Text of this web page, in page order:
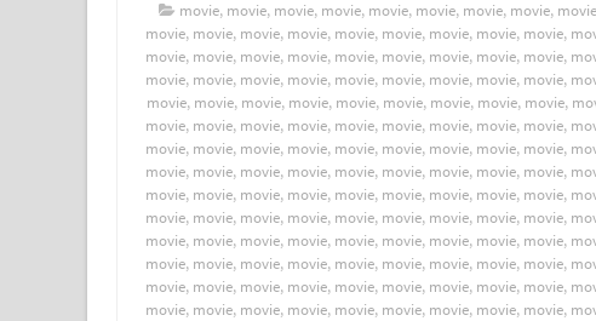
movie, movie, movie, movie, movie, movie, movie, movie, movie
movie, movie, movie, movie, movie, movie, movie, movie, movie,
movie, movie, movie, movie, movie, movie, movie, movie, movie,
movie, movie, movie, movie, movie, movie, movie, movie, movie,
movie, movie, movie, movie, movie, movie, movie, movie, movie,
movie, movie, movie, movie, movie, movie, movie, movie, movie,
movie, movie, movie, movie, movie, movie, movie, movie, movie,
movie, movie, movie, movie, movie, movie, movie, movie, movie,
movie, movie, movie, movie, movie, movie, movie, movie, movie,
movie, movie, movie, movie, movie, movie, movie, movie, movie,
movie, movie, movie, movie, movie, movie, movie, movie, movie,
movie, movie, movie, movie, movie, movie, movie, movie, movie,
movie, movie, movie, movie, movie, movie, movie, movie, movie,
movie, movie, movie, movie, movie, movie, movie, movie, movie,